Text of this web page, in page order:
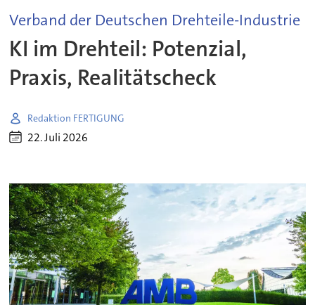
Verband der Deutschen Drehteile-Industrie
KI im Drehteil: Potenzial,
Praxis, Realitätscheck
Redaktion FERTIGUNG
22. Juli 2026